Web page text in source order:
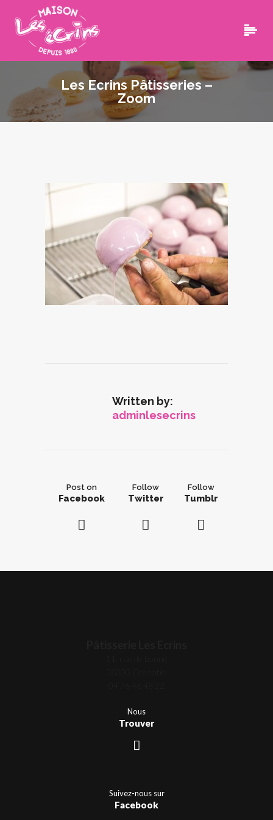
Les Ecrins Pâtisseries –
Zoom
Written by:
adminlesecrins
Post on
Facebook
Follow
Twitter
Follow
Tumblr
Nous
Trouver
Suivez-nous sur
Facebook